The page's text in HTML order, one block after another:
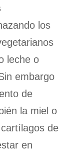
los
leche o
embargo
de
la miel o
de
en